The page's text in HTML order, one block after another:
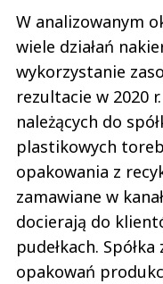
W analizowanym
wiele działań
wykorzystanie
rezultacie w 2020
należących do
plastikowych
opakowania z
zamawiane w
docierają do
pudełkach.
opakowań